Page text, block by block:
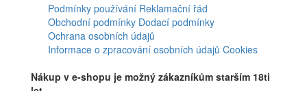
Podmínky používání Reklamační řád
Obchodní podmínky Dodací podmínky
Ochrana osobních údajů
Informace o zpracování osobních údajů Cookies
Nákup v e-shopu je možný zákazníkům starším 18ti